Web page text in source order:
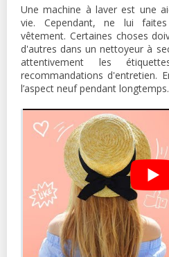
Une machine à laver est une
vie. Cependant, ne lui
vêtement. Certaines choses
d'autres dans un nettoyeur à
attentivement les
recommandations d'entretien.
l’aspect neuf pendant longtemps.